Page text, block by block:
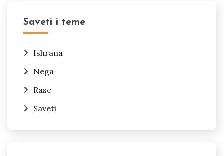
Saveti i teme
Ishrana
Nega
Rase
Saveti